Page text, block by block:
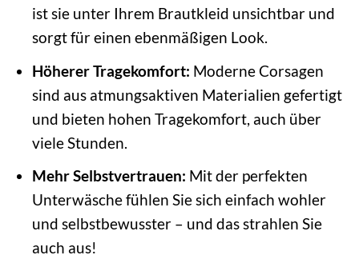
ist sie unter Ihrem Brautkleid unsichtbar und
sorgt für einen ebenmäßigen Look.
Höherer Tragekomfort: Moderne Corsagen
sind aus atmungsaktiven Materialien gefertigt
und bieten hohen Tragekomfort, auch über
viele Stunden.
Mehr Selbstvertrauen: Mit der perfekten
Unterwäsche fühlen Sie sich einfach wohler
und selbstbewusster – und das strahlen Sie
auch aus!